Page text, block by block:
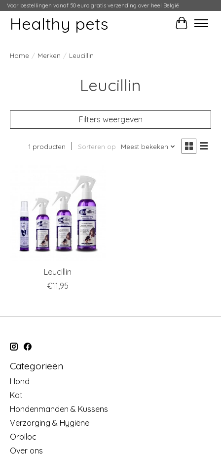
Voor bestellingen vanaf 50 euro gratis verzending over heel België
Healthy pets
Home / Merken / Leucillin
Leucillin
Filters weergeven
1 producten Sorteren op Meest bekeken
Leucillin
€11,95
Categorieën
Hond
Kat
Hondenmanden & Kussens
Verzorging & Hygiëne
Orbiloc
Over ons